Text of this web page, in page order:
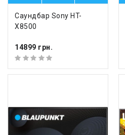
Саундбар Sony HT-
X8500
14899 грн.